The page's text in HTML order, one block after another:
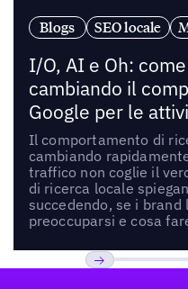
Blogs SEO locale
I/O, AI e Oh:
cambiando il
Google per le
Il comportamento di
cambiando
traffico non coglie il
di ricerca locale
succedendo, se i brand
preoccuparsi e cosa